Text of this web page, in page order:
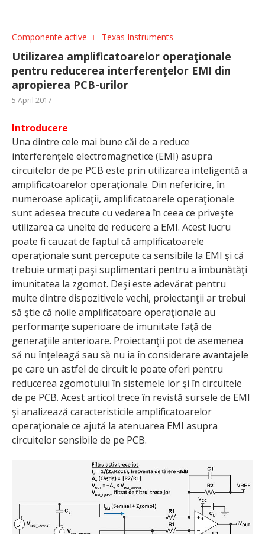
Componente active Texas Instruments
Utilizarea amplificatoarelor operaţionale
pentru reducerea interferenţelor EMI din
apropierea PCB-urilor
5 April 2017
Introducere
Una dintre cele mai bune căi de a reduce
interferenţele electromagnetice (EMI) asupra
circuitelor de pe PCB este prin utilizarea inteligentă a
amplificatoarelor operaţionale. Din nefericire, în
numeroase aplicaţii, amplificatoarele operaţionale
sunt adesea trecute cu vederea în ceea ce priveşte
utilizarea ca unelte de reducere a EMI. Acest lucru
poate fi cauzat de faptul că amplificatoarele
operaţionale sunt percepute ca sensibile la EMI şi că
trebuie urmați paşi suplimentari pentru a îmbunătăţi
imunitatea la zgomot. Deşi este adevărat pentru
multe dintre dispozitivele vechi, proiectanţii ar trebui
să ştie că noile amplificatoare operaţionale au
performanţe superioare de imunitate faţă de
generaţiile anterioare. Proiectanţii pot de asemenea
să nu înţeleagă sau să nu ia în considerare avantajele
pe care un astfel de circuit le poate oferi pentru
reducerea zgomotului în sistemele lor şi în circuitele
de pe PCB. Acest articol trece în revistă sursele de EMI
şi analizează caracteristicile amplificatoarelor
operaţionale ce ajută la atenuarea EMI asupra
circuitelor sensibile de pe PCB.